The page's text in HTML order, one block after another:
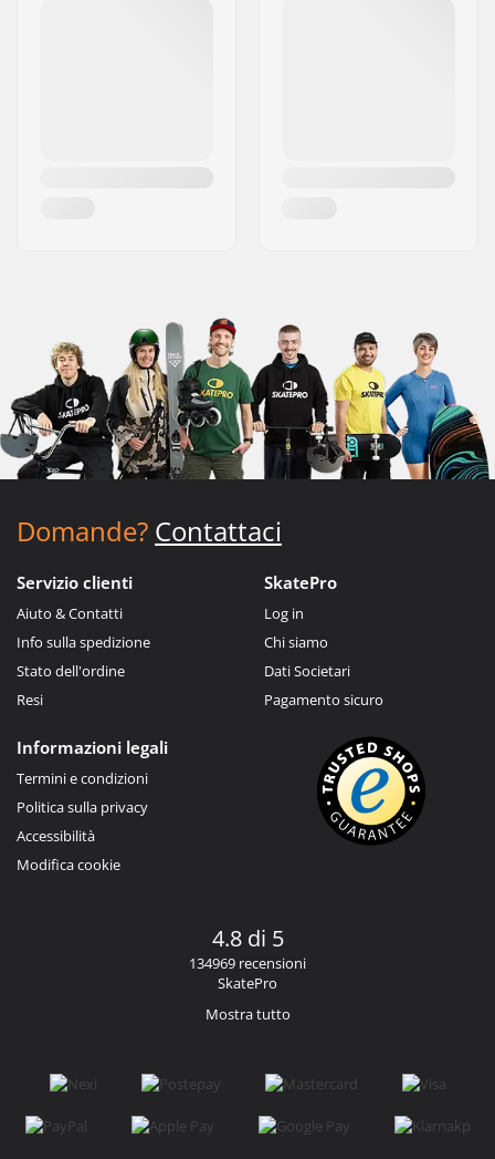
Domande? Contattaci
Servizio clienti
Aiuto & Contatti
Info sulla spedizione
Stato dell'ordine
Resi
SkatePro
Log in
Chi siamo
Dati Societari
Pagamento sicuro
Informazioni legali
Termini e condizioni
Politica sulla privacy
Accessibilità
Modifica cookie
4.8 di 5
134969 recensioni
SkatePro
Mostra tutto